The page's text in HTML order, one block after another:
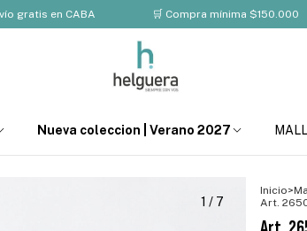
en CABA 🛒 Compra mínima $150.000
Nueva coleccion | Verano 2027
1 / 7
Inicio>
Art.